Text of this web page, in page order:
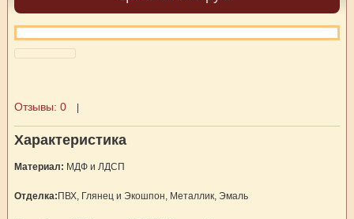
Отзывы: 0
Характеристика
Материал: МДФ и ЛДСП
Отделка: ПВХ, Глянец и Экошпон, Металлик, Эмаль